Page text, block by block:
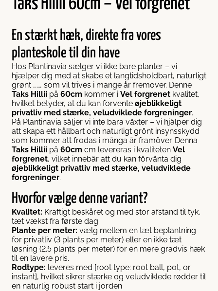
Taks Hillii 60cm – Vel forgrenet
En stærkt hæk, direkte fra vores
planteskole til din have
Hos Plantinavia sælger vi ikke bare planter – vi
hjælper dig med at skabe et langtidsholdbart, naturligt
grønt ……, som vil trives i mange år fremover. Denne
Taks Hillii på 60cm kommer i Vel forgrenet kvalitet,
hvilket betyder, at du kan forvente øjeblikkeligt
privatliv med stærke, veludviklede forgreninger.
På Plantinavia säljer vi inte bara växter – vi hjälper dig
att skapa ett hållbart och naturligt grönt insynsskydd
som kommer att frodas i många år framöver. Denna
Taks Hillii på 60cm cm levereras i kvaliteten Vel
forgrenet, vilket innebär att du kan förvänta dig
øjeblikkeligt privatliv med stærke, veludviklede
forgreninger.
Hvorfor vælge denne variant?
Kvalitet: Kraftigt beskåret og med stor afstand til tyk,
tæt vækst fra første dag
Plante per meter: vælg mellem en tæt beplantning
for privatliv (3 plants per meter) eller en ikke tæt
løsning (2.5 plants per meter) for en mere gradvis hæk
til en lavere pris.
Rodtype: leveres med [root type: root ball, pot, or
instant], hvilket sikrer stærke og veludviklede rødder til
en naturlig robust start i jorden